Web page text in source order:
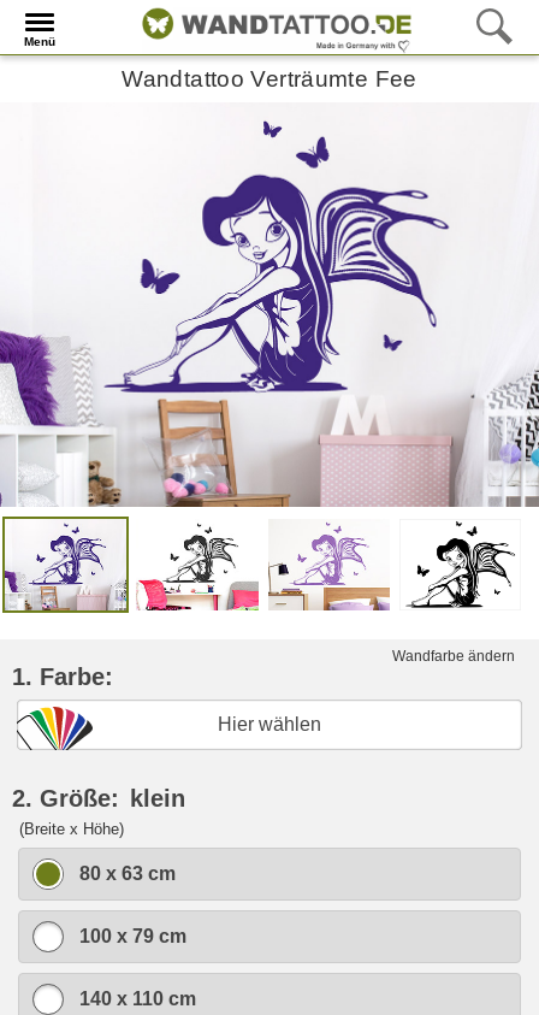
Menü
Wandtattoo Verträumte Fee
Wandfarbe ändern
1. Farbe:
Hier wählen
2. Größe: klein
(Breite x Höhe)
80 x 63 cm
100 x 79 cm
140 x 110 cm